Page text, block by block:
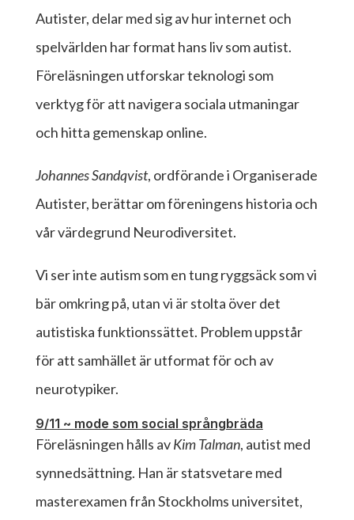
Autister, delar med sig av hur internet och
spelvärlden har format hans liv som autist.
Föreläsningen utforskar teknologi som
verktyg för att navigera sociala utmaningar
och hitta gemenskap online.
Johannes Sandqvist, ordförande i Organiserade
Autister, berättar om föreningens historia och
vår värdegrund Neurodiversitet.
Vi ser inte autism som en tung ryggsäck som vi
bär omkring på, utan vi är stolta över det
autistiska funktionssättet. Problem uppstår
för att samhället är utformat för och av
neurotypiker.
9/11 ~ mode som social språngbräda
Föreläsningen hålls avKim Talman, autist med
synnedsättning. Han är statsvetare med
masterexamen från Stockholms universitet,